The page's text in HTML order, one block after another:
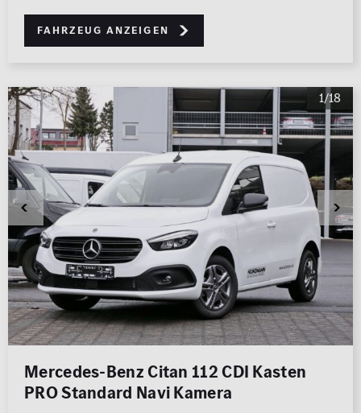
Fahrzeug anzeigen
1/18
Mercedes-Benz Citan 112 CDI Kasten
PRO Standard Navi Kamera